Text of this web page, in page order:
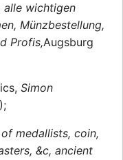
alle wichtigen
Münzbestellung,
Profis,Augsburg
Simon
medallists, coin,
&c, ancient